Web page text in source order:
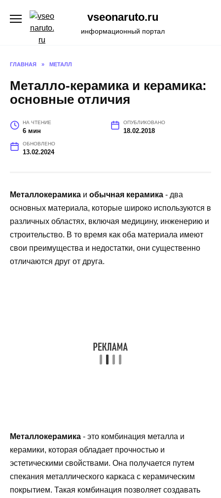
содержанию
vseonaruto.ru
информационный портал
ГЛАВНАЯ » МЕТАЛЛ
Металло-керамика и керамика:
основные отличия
НА ЧТЕНИЕ
6 мин
ОПУБЛИКОВАНО
18.02.2018
ОБНОВЛЕНО
13.02.2024
Металлокерамика и обычная керамика - два
основных материала, которые широко используются в
различных областях, включая медицину, инженерию и
строительство. В то время как оба материала имеют
свои преимущества и недостатки, они существенно
отличаются друг от друга.
Металлокерамика - это комбинация металла и
керамики, которая обладает прочностью и
эстетическими свойствами. Она получается путем
спекания металлического каркаса с керамическим
покрытием. Такая комбинация позволяет создавать